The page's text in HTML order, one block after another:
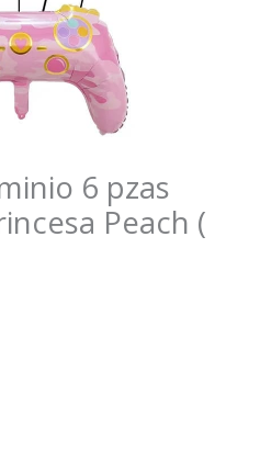
6 pzas
Peach (